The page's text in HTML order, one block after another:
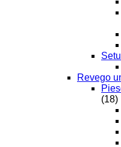
Revego
(18)